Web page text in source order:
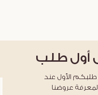
أول طلب
خصم %10 على طلبكم الأول عند
لمعرفة عروضنا